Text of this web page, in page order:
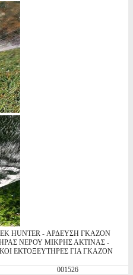
HUNTER - ΑΡΔΕΥΣΗ ΓΚΑΖΟΝ
ΝΕΡΟΥ ΜΙΚΡΗΣ ΑΚΤΙΝΑΣ -
ΕΚΤΟΞΕΥΤΗΡΕΣ ΓΙΑ ΓΚΑΖΟΝ
001526